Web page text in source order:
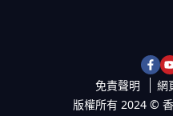
免責聲明 網
版權所有 2024 ©